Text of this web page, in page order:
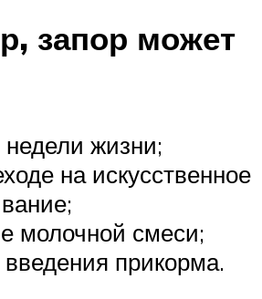
запор может
жизни;
на искусственное
молочной смеси;
прикорма.